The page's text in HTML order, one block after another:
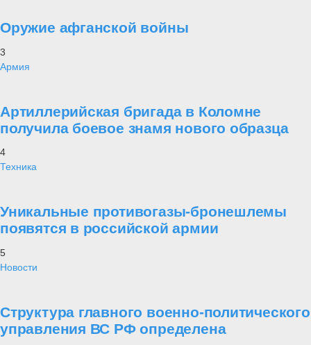
Оружие афганской войны
3
Армия
Артиллерийская бригада в Коломне
получила боевое знамя нового образца
4
Техника
Уникальные противогазы-бронешлемы
появятся в российской армии
5
Новости
Структура главного военно-политического
управления ВС РФ определена